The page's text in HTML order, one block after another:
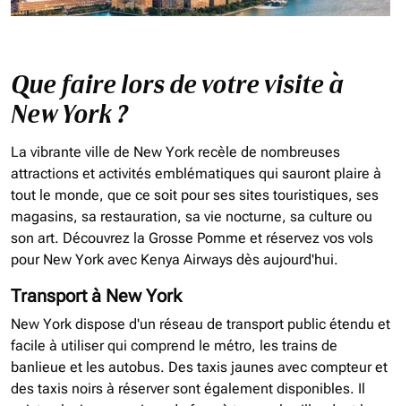
Que faire lors de votre visite à
New York ?
La vibrante ville de New York recèle de nombreuses
attractions et activités emblématiques qui sauront plaire à
tout le monde, que ce soit pour ses sites touristiques, ses
magasins, sa restauration, sa vie nocturne, sa culture ou
son art. Découvrez la Grosse Pomme et réservez vos vols
pour New York avec Kenya Airways dès aujourd'hui.
Transport à New York
New York dispose d'un réseau de transport public étendu et
facile à utiliser qui comprend le métro, les trains de
banlieue et les autobus. Des taxis jaunes avec compteur et
des taxis noirs à réserver sont également disponibles. Il